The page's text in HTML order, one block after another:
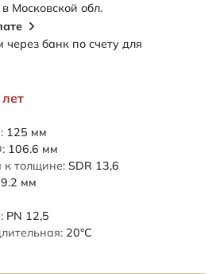
125 мм
106.6 мм
к толщине: SDR 13,6
9.2 мм
PN 12,5
20°C
Московской обл.
банк по счету для